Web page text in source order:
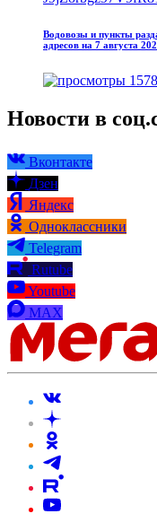
Водовозы и пункты
адресов на 7 августа
1578
Новости в
Вконтакте
Дзен
Яндекс
Одноклассники
Telegram
Rutube
Youtube
MAX